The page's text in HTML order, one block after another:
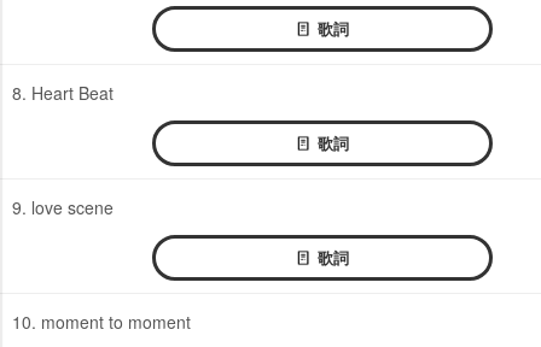
歌詞
8. Heart Beat
歌詞
9. love scene
歌詞
10. moment to moment